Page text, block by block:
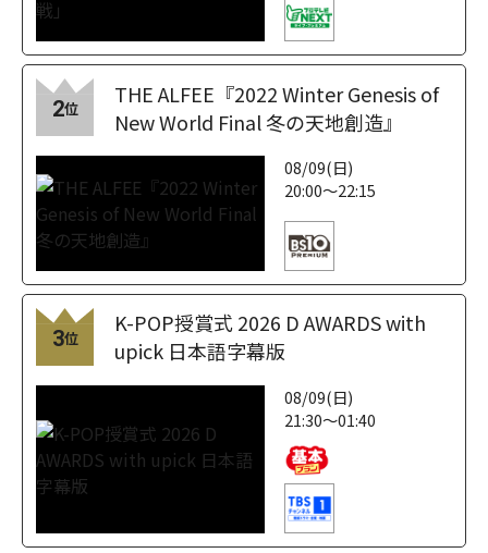
2位
THE ALFEE『2022 Winter Genesis of
New World Final 冬の天地創造』
08/09(日)
20:00～22:15
3位
K-POP授賞式 2026 D AWARDS with
upick 日本語字幕版
08/09(日)
21:30～01:40